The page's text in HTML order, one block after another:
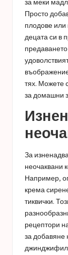
за меки
Просто
плодове или
децата си в
тях. Можете
за домашни
За
неочаквани
Например,
крема
тиквички.
рецептори
за добавяне